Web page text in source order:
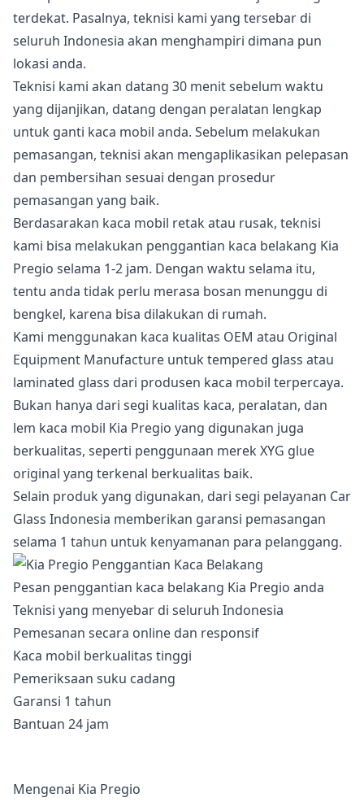
terdekat. Pasalnya, teknisi kami yang tersebar di
seluruh Indonesia akan menghampiri dimana pun
lokasi anda.
Teknisi kami akan datang 30 menit sebelum waktu
yang dijanjikan, datang dengan peralatan lengkap
untuk ganti kaca mobil anda. Sebelum melakukan
pemasangan, teknisi akan mengaplikasikan pelepasan
dan pembersihan sesuai dengan prosedur
pemasangan yang baik.
Berdasarakan kaca mobil retak atau rusak, teknisi
kami bisa melakukan penggantian kaca belakang Kia
Pregio selama 1-2 jam. Dengan waktu selama itu,
tentu anda tidak perlu merasa bosan menunggu di
bengkel, karena bisa dilakukan di rumah.
Kami menggunakan kaca kualitas OEM atau Original
Equipment Manufacture untuk tempered glass atau
laminated glass dari produsen kaca mobil terpercaya.
Bukan hanya dari segi kualitas kaca, peralatan, dan
lem kaca mobil Kia Pregio yang digunakan juga
berkualitas, seperti penggunaan merek XYG glue
original yang terkenal berkualitas baik.
Selain produk yang digunakan, dari segi pelayanan Car
Glass Indonesia memberikan garansi pemasangan
selama 1 tahun untuk kenyamanan para pelanggang.
Pesan penggantian kaca belakang Kia Pregio anda
Teknisi yang menyebar di seluruh Indonesia
Pemesanan secara online dan responsif
Kaca mobil berkualitas tinggi
Pemeriksaan suku cadang
Garansi 1 tahun
Bantuan 24 jam
Mengenai Kia Pregio